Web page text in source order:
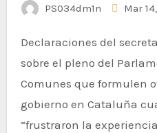
PS034dm1n Mar
Declaraciones del secretario de Organización
sobre el pleno del
Comunes que formulen
gobierno en Cataluña
“frustraron la